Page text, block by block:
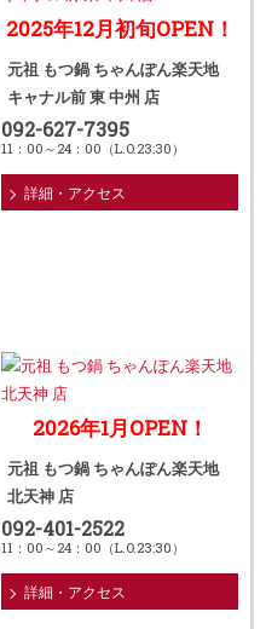
2025年12月初旬OPEN！
元祖 もつ鍋 ちゃんぽん楽天地
キャナル前 東 中州 店
092-627-7395
11：00～24：00（L.O.23:30）
詳細・アクセス
2026年1月OPEN！
元祖 もつ鍋 ちゃんぽん楽天地
北天神 店
092-401-2522
11：00～24：00（L.O.23:30）
詳細・アクセス